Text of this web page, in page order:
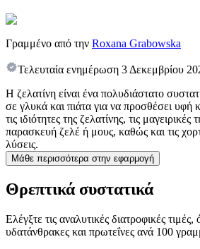
Γραμμένο από την Roxana Grabowska
Τελευταία ενημέρωση 3 Δεκεμβρίου
Η ζελατίνη είναι ένα πολυδιάστατο
σε γλυκά και πιάτα για να προσθέσει υφή
τις ιδιότητες της ζελατίνης, τις μαγειρικές
παρασκευή ζελέ ή μους, καθώς και τις
λύσεις.
Μάθε περισσότερα στην εφαρμογή
Θρεπτικά συστατικά
Ελέγξτε τις αναλυτικές διατροφικές
υδατάνθρακες και πρωτεΐνες ανά 100